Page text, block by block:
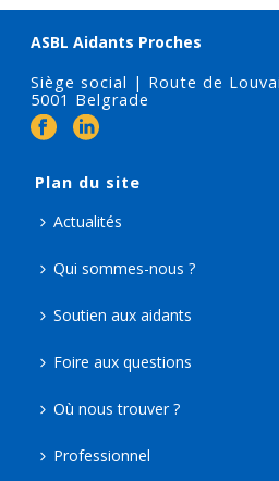
ASBL Aidants Proches
Siège social | Route de
5001 Belgrade
Plan du site
Actualités
Qui sommes-nous ?
Soutien aux aidants
Foire aux questions
Où nous trouver ?
Professionnel